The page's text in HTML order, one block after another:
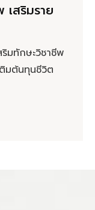
เสริมราย
มทักษะวิชาชีพ
ติมต้นทุนชีวิต